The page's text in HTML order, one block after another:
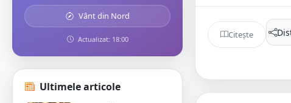
Vânt din Nord
Actualizat: 18:00
Ultimele articole
Citește